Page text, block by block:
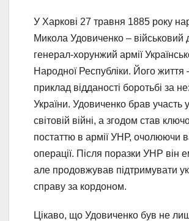
У Харкові 27 травня 1885 року
Микола Удовиченко – військовий
генерал-хорунжий армії
Народної Республіки. Його життя
приклад відданості боротьбі за
України. Удовиченко брав участь
світовій війні, а згодом став
постаттю в армії УНР, очолюючи
операції. Після поразки УНР він
але продовжував підтримувати
справу за кордоном.
Цікаво, що Удовиченко був не